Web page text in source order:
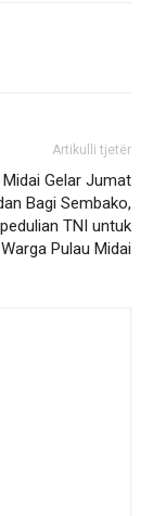
Artikulli tjetër
Gelar Jumat
Bagi Sembako,
TNI untuk
Warga Pulau Midai